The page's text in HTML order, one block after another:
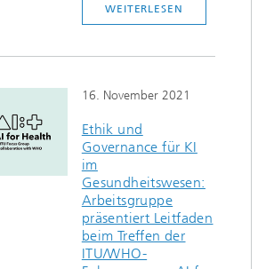
WEITERLESEN
16. November 2021
Ethik und
Governance für KI
im
Gesundheitswesen:
Arbeitsgruppe
präsentiert Leitfaden
beim Treffen der
ITU/WHO-